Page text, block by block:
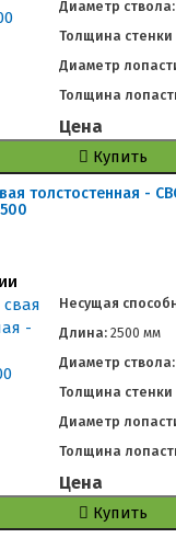
Диаметр ствола:
Толщина стенки
Диаметр
Толщина
Цена
Купить
толстостенная -
Несущая
Длина:2500 мм
Диаметр ствола:
Толщина стенки
Диаметр
Толщина
Цена
Купить